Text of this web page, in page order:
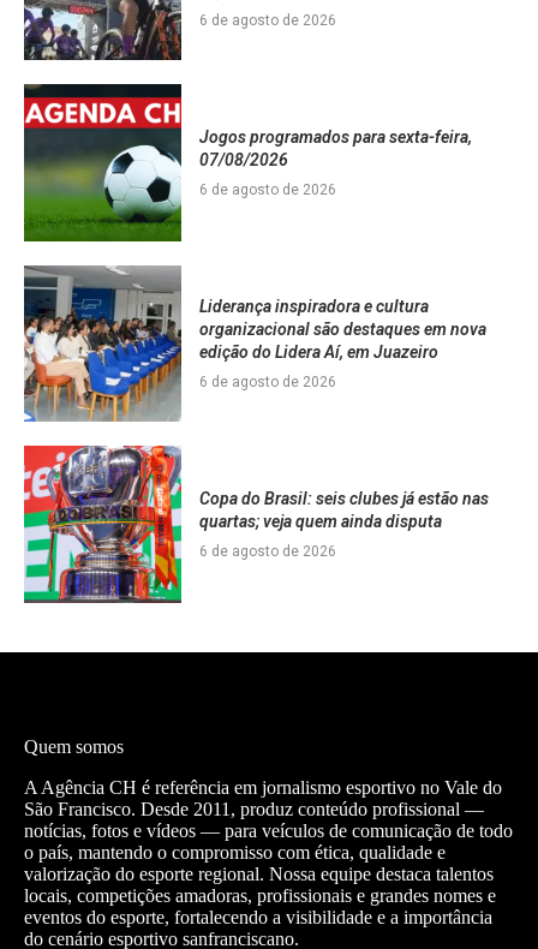
6 de agosto de 2026
Jogos programados para sexta-feira,
07/08/2026
6 de agosto de 2026
Liderança inspiradora e cultura
organizacional são destaques em nova
edição do Lidera Aí, em Juazeiro
6 de agosto de 2026
Copa do Brasil: seis clubes já estão nas
quartas; veja quem ainda disputa
6 de agosto de 2026
Quem somos
A Agência CH é referência em jornalismo esportivo no Vale do
São Francisco. Desde 2011, produz conteúdo profissional —
notícias, fotos e vídeos — para veículos de comunicação de todo
o país, mantendo o compromisso com ética, qualidade e
valorização do esporte regional. Nossa equipe destaca talentos
locais, competições amadoras, profissionais e grandes nomes e
eventos do esporte, fortalecendo a visibilidade e a importância
do cenário esportivo sanfranciscano.